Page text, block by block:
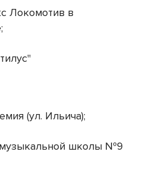
Локомотив в
(ул. Ильича);
музыкальной школы №9